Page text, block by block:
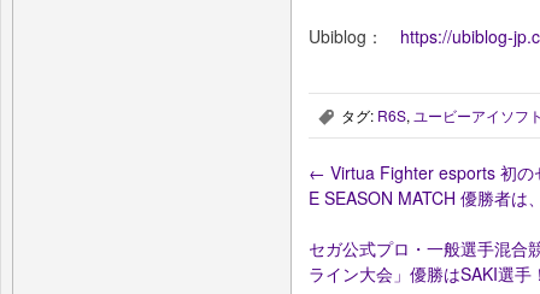
Ubiblog： https://ubiblog-
, タグ: R6S,ユービーアイソフ
← Virtua Fighter esports 初
E SEASON MATCH 優勝者は
セガ公式プロ・一般選手混合
ライン大会」優勝はSAKI選